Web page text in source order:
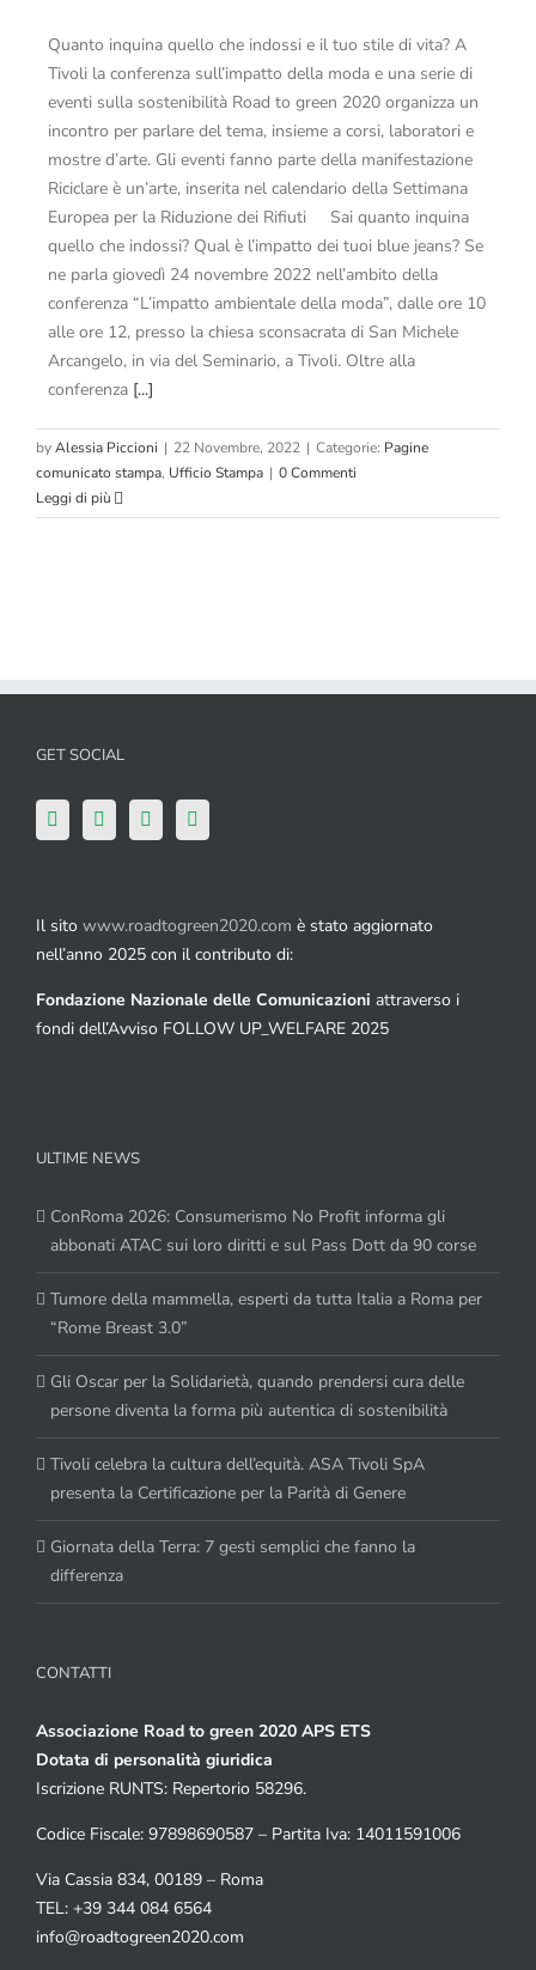
Quanto inquina quello che indossi e il tuo stile di vita? A
Tivoli la conferenza sull’impatto della moda e una serie di
eventi sulla sostenibilità Road to green 2020 organizza un
incontro per parlare del tema, insieme a corsi, laboratori e
mostre d’arte. Gli eventi fanno parte della manifestazione
Riciclare è un’arte, inserita nel calendario della Settimana
Europea per la Riduzione dei Rifiuti Sai quanto inquina
quello che indossi? Qual è l’impatto dei tuoi blue jeans? Se
ne parla giovedì 24 novembre 2022 nell’ambito della
conferenza “L’impatto ambientale della moda”, dalle ore 10
alle ore 12, presso la chiesa sconsacrata di San Michele
Arcangelo, in via del Seminario, a Tivoli. Oltre alla
conferenza [...]
byAlessia Piccioni | 22 Novembre, 2022 | Categorie: Pagine
comunicato stampa, Ufficio Stampa | 0 Commenti
Leggi di più
GET SOCIAL
Il sito www.roadtogreen2020.com è stato aggiornato
nell’anno 2025 con il contributo di:
Fondazione Nazionale delle Comunicazioni attraverso i
fondi dell’Avviso FOLLOW UP_WELFARE 2025
ULTIME NEWS
ConRoma 2026: Consumerismo No Profit informa gli
abbonati ATAC sui loro diritti e sul Pass Dott da 90 corse
Tumore della mammella, esperti da tutta Italia a Roma per
“Rome Breast 3.0”
Gli Oscar per la Solidarietà, quando prendersi cura delle
persone diventa la forma più autentica di sostenibilità
Tivoli celebra la cultura dell’equità. ASA Tivoli SpA
presenta la Certificazione per la Parità di Genere
Giornata della Terra: 7 gesti semplici che fanno la
differenza
CONTATTI
Associazione Road to green 2020 APS ETS
Dotata di personalità giuridica
Iscrizione RUNTS: Repertorio 58296.
Codice Fiscale: 97898690587 – Partita Iva: 14011591006
Via Cassia 834, 00189 – Roma
TEL: +39 344 084 6564
info@roadtogreen2020.com